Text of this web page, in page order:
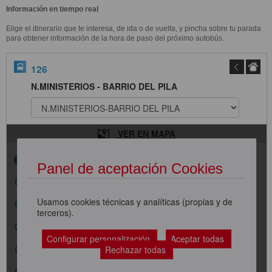
Información en tiempo real
Elige el itinerario que te interesa, de ida o de vuelta, y pincha sobre tu parada
para obtener información de la hora de paso del próximo autobús.